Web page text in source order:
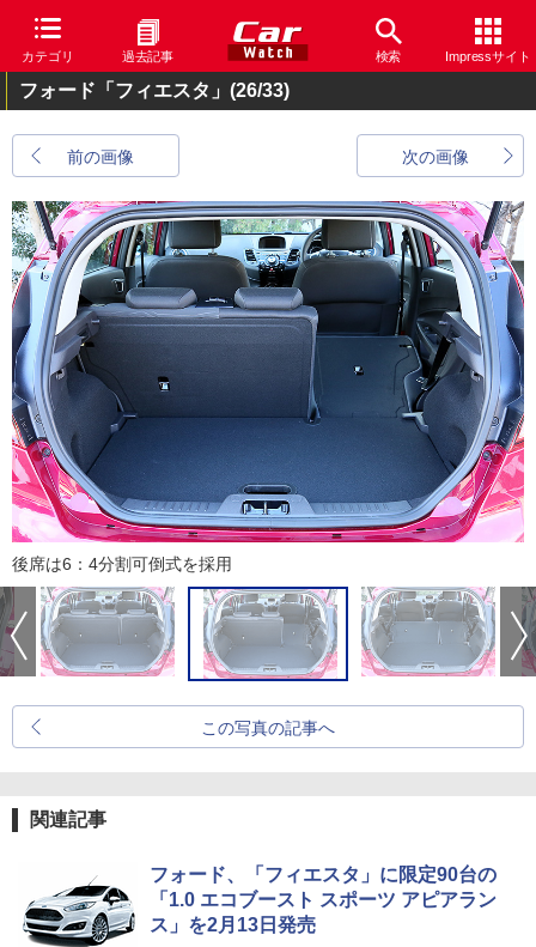
カテゴリ 過去記事 検索 Impressサイト
フォード「フィエスタ」 (26/33)
前の画像 次の画像
後席は6：4分割可倒式を採用
この写真の記事へ
関連記事
フォード、「フィエスタ」に限定90台の
「1.0 エコブースト スポーツ アピアラン
ス」を2月13日発売